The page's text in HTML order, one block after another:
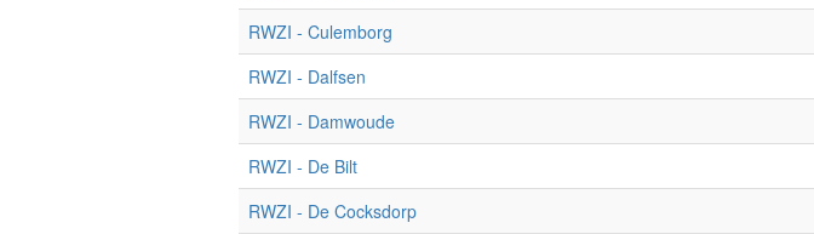
RWZI - Culemborg
RWZI - Dalfsen
RWZI - Damwoude
RWZI - De Bilt
RWZI - De Cocksdorp